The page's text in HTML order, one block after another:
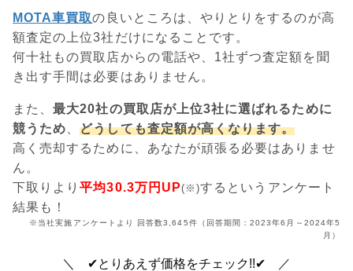
MOTA車買取の良いところは、やりとりをするのが高
額査定の上位3社だけになることです。
何十社もの買取店からの電話や、1社ずつ査定額を聞
き出す手間は必要はありません。
また、最大20社の買取店が上位3社に選ばれるために
競うため 、どうしても査定額が高くなります。
高く売却するために、あなたが頑張る必要はありませ
ん。
下取りより平均30.3万円UP(※)するというアンケート
結果も！
※当社実施アンケートより 回答数3,645件（回答期間：2023年6月～2024年5
月）
＼ ✔とりあえず価格をチェック!!✔ ／